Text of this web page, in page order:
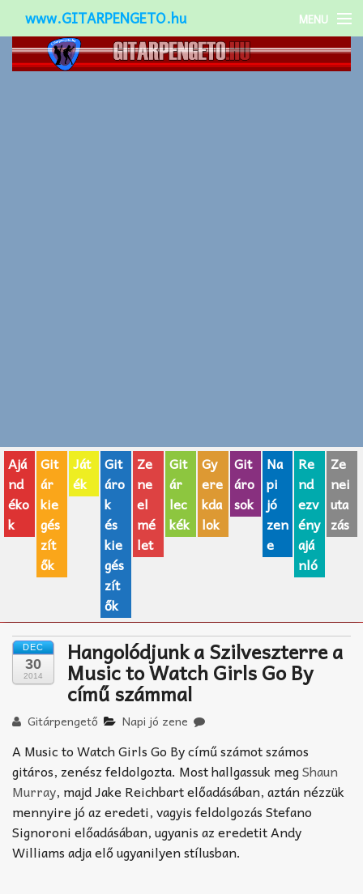
www.GITARPENGETO.hu MENU
Népszerű-
AJÁNDÉK ÖTLETEK
Vicces
GITÁR MÁRKÁK
TOP100 nóta
Zeneiskolák
Zeneszerzés alapjai
Akkord-kotta
TABok
Improvizáció
Ajá
nd
éko
k
Git
ár
kie
gés
zít
ők
Ját
ék
Git
áro
k
és
kie
gés
zít
ők
Ze
ne
el
mé
let
Git
ár
lec
kék
Gy
ere
kda
lok
Git
áro
sok
Na
pi
jó
zen
e
Re
nd
ezv
ény
ajá
nló
Ze
nei
uta
zás
DEC
30
2014
Hangolódjunk a Szilveszterre a
Music to Watch Girls Go By
című számmal
Gitárpengető Napi jó zene
A Music to Watch Girls Go By című számot számos
gitáros, zenész feldolgozta. Most hallgassuk megShaun
Murray, majd Jake Reichbart előadásában, aztán nézzük
mennyire jó az eredeti, vagyis feldolgozás Stefano
Signoroni előadásában, ugyanis az eredetit Andy
Williams adja elő ugyanilyen stílusban.